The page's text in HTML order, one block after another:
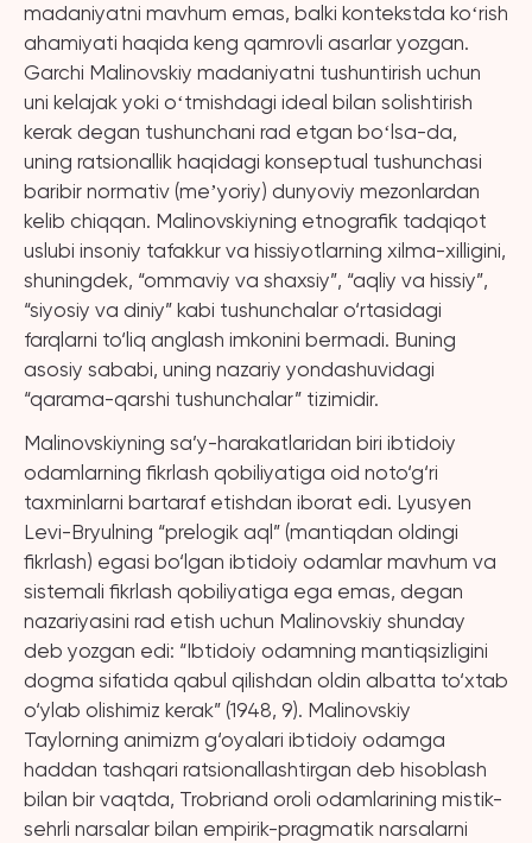
madaniyatni mavhum emas, balki kontekstda koʻrish
ahamiyati haqida keng qamrovli asarlar yozgan.
Garchi Malinovskiy madaniyatni tushuntirish uchun
uni kelajak yoki oʻtmishdagi ideal bilan solishtirish
kerak degan tushunchani rad etgan boʻlsa-da,
uning ratsionallik haqidagi konseptual tushunchasi
baribir normativ (meʼyoriy) dunyoviy mezonlardan
kelib chiqqan. Malinovskiyning etnografik tadqiqot
uslubi insoniy tafakkur va hissiyotlarning xilma-xilligini,
shuningdek, “ommaviy va shaxsiy”, “aqliy va hissiy”,
“siyosiy va diniy” kabi tushunchalar o‘rtasidagi
farqlarni to‘liq anglash imkonini bermadi. Buning
asosiy sababi, uning nazariy yondashuvidagi
“qarama-qarshi tushunchalar” tizimidir.
Malinovskiyning sa’y-harakatlaridan biri ibtidoiy
odamlarning fikrlash qobiliyatiga oid noto‘g‘ri
taxminlarni bartaraf etishdan iborat edi. Lyusyen
Levi-Bryulning “prelogik aql” (mantiqdan oldingi
fikrlash) egasi bo‘lgan ibtidoiy odamlar mavhum va
sistemali fikrlash qobiliyatiga ega emas, degan
nazariyasini rad etish uchun Malinovskiy shunday
deb yozgan edi: “Ibtidoiy odamning mantiqsizligini
dogma sifatida qabul qilishdan oldin albatta to‘xtab
o‘ylab olishimiz kerak” (1948, 9). Malinovskiy
Taylorning animizm g‘oyalari ibtidoiy odamga
haddan tashqari ratsionallashtirgan deb hisoblash
bilan bir vaqtda, Trobriand oroli odamlarining mistik-
sehrli narsalar bilan empirik-pragmatik narsalarni